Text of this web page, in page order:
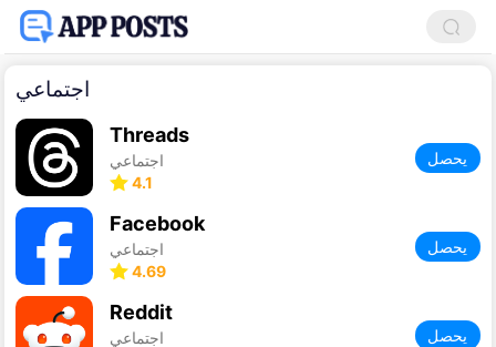
اجتماعي
Threads
اجتماعي
4.1
يحصل
Facebook
اجتماعي
4.69
يحصل
Reddit
اجتماعي
يحصل